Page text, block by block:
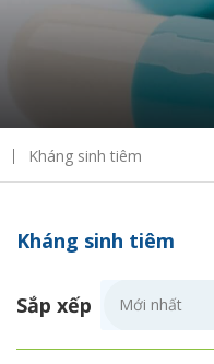
Kháng sinh tiêm
Kháng sinh tiêm
Sắp xếp